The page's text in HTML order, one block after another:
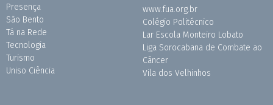
Presença
São Bento
Tá na Rede
Tecnologia
Turismo
Uniso Ciência
www.fua.org.br
Colégio Politécnico
Lar Escola Monteiro Lobato
Liga Sorocabana de Combate ao
Câncer
Vila dos Velhinhos